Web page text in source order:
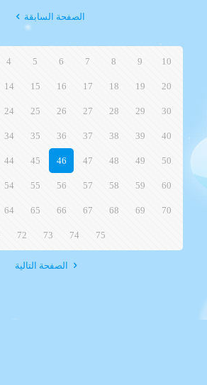
الصفحة السابقة
4 5 6 7 8 9 10
14 15 16 17 18 19 20
24 25 26 27 28 29 30
34 35 36 37 38 39 40
44 45 46 47 48 49 50
54 55 56 57 58 59 60
64 65 66 67 68 69 70
72 73 74 75
الصفحة التالية